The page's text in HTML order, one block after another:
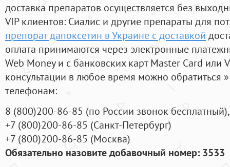
доставка препаратов осуществляется без
VIP клиентов: Сиалис и другие препараты для
препорат дапоксетин в Украине с доставкой
оплата принимаются через электронные
Web Money и с банковских карт Master Card или
консультации в любое время можно обратиться
телефонам:
8 (800)200-86-85 (по России звонок бесплатный),
+7 (800)200-86-85 (Санкт-Петербург)
+7 (800)200-86-85 (Москва)
Обязательно назовите добавочный номер: 3533